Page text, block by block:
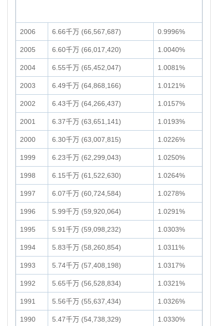
2006 6.66千万 (66,567,687) 0.9996%
2005 6.60千万 (66,017,420) 1.0040%
2004 6.55千万 (65,452,047) 1.0081%
2003 6.49千万 (64,868,166) 1.0121%
2002 6.43千万 (64,266,437) 1.0157%
2001 6.37千万 (63,651,141) 1.0193%
2000 6.30千万 (63,007,815) 1.0226%
1999 6.23千万 (62,299,043) 1.0250%
1998 6.15千万 (61,522,630) 1.0264%
1997 6.07千万 (60,724,584) 1.0278%
1996 5.99千万 (59,920,064) 1.0291%
1995 5.91千万 (59,098,232) 1.0303%
1994 5.83千万 (58,260,854) 1.0311%
1993 5.74千万 (57,408,198) 1.0317%
1992 5.65千万 (56,528,834) 1.0321%
1991 5.56千万 (55,637,434) 1.0326%
1990 5.47千万 (54,738,329) 1.0330%